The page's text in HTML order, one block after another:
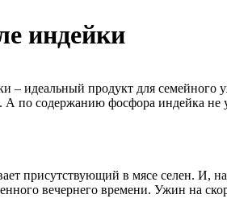
индейки
– идеальный продукт для семейного
по содержанию фосфора индейка
присутствующий в мясе селен. И,
вечернего времени. Ужин на